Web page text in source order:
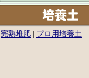
完熟堆肥 プロ用培養土